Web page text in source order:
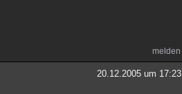
melden
20.12.2005 um 17:23